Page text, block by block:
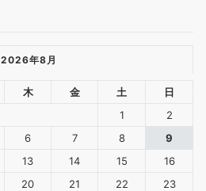
2026年8月
木 金 土 日
1
2
6 7 8
9
13 14 15
16
20 21 22
23